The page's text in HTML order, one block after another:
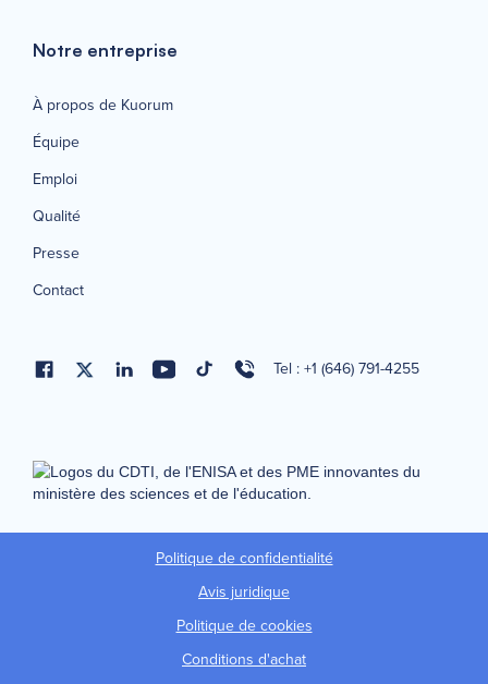
Notre entreprise
À propos de Kuorum
Équipe
Emploi
Qualité
Presse
Contact
Tel : +1 (646) 791-4255
Politique de confidentialité
Avis juridique
Politique de cookies
Conditions d'achat